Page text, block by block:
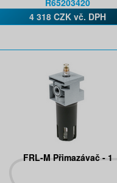
R65203420
4 318 CZK vč. DPH
FRL-M Přimazávač - 1